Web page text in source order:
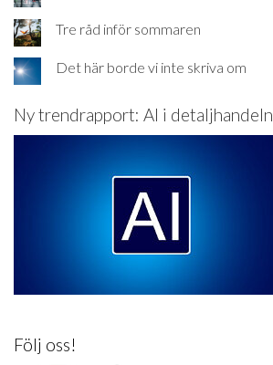
Tre råd inför sommaren
Det här borde vi inte skriva om
Ny trendrapport: AI i detaljhandeln
Följ oss!